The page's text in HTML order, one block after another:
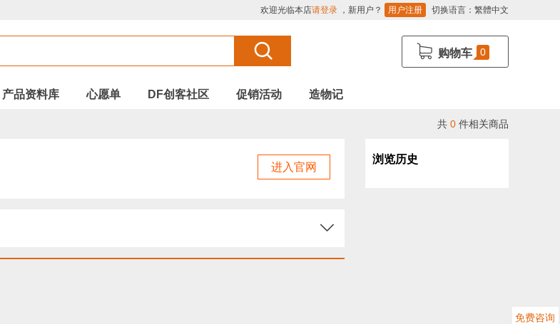
欢迎光临本店请登录 ，新用户？ 用户注册 切换语言： 繁體中文
购物车 0
产品资料库 心愿单 DF创客社区 促销活动 造物记
共 0 件相关商品
进入官网
浏览历史
免费咨询